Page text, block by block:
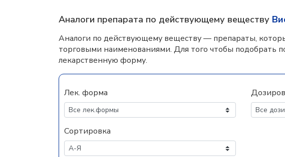
Аналоги препарата по действующему веществу
Аналоги по действующему веществу — препараты,
торговыми наименованиями. Для того чтобы подобрать
лекарственную форму.
Лек. форма
Сортировка